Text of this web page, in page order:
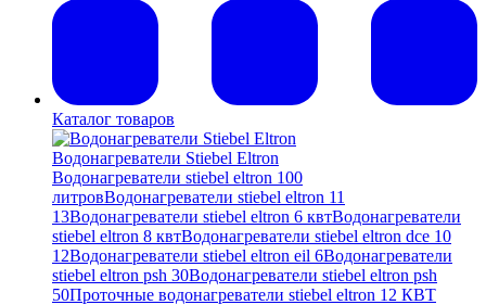
Каталог товаров
Водонагреватели Stiebel Eltron
Водонагреватели stiebel eltron 100
литровВодонагреватели stiebel eltron 11
13Водонагреватели stiebel eltron 6 квтВодонагреватели
stiebel eltron 8 квтВодонагреватели stiebel eltron dce 10
12Водонагреватели stiebel eltron eil 6Водонагреватели
stiebel eltron psh 30Водонагреватели stiebel eltron psh
50Проточные водонагреватели stiebel eltron 12 КВТ